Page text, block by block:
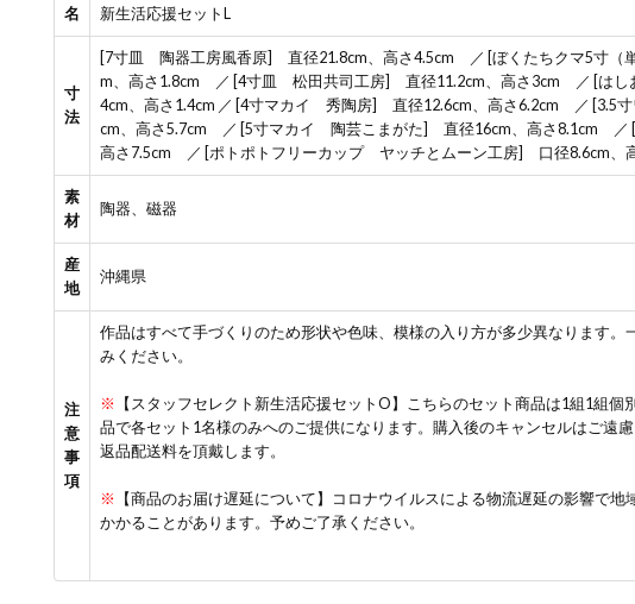
名
新生活応援セットL
寸
法
[7寸皿 陶器工房風香原] 直径21.8cm、高さ4.5cm ／ [ぼくたちクマ5寸
m、高さ1.8cm ／ [4寸皿 松田共司工房] 直径11.2cm、高さ3cm ／ [は
4cm、高さ1.4cm ／ [4寸マカイ 秀陶房] 直径12.6cm、高さ6.2cm ／ [3.5
cm、高さ5.7cm ／ [5寸マカイ 陶芸こまがた] 直径16cm、高さ8.1cm ／
高さ7.5cm ／ [ポトポトフリーカップ ヤッチとムーン工房] 口径8.6cm、
素
材
陶器、磁器
産
地
沖縄県
注
意
事
項
作品はすべて手づくりのため形状や色味、模様の入り方が多少異なります。
みください。
※
【スタッフセレクト新生活応援セットO】こちらのセット商品は1組1組
品で各セット1名様のみへのご提供になります。購入後のキャンセルはご遠
返品配送料を頂戴します。
※
【商品のお届け遅延について】コロナウイルスによる物流遅延の影響で地
かかることがあります。予めご了承ください。